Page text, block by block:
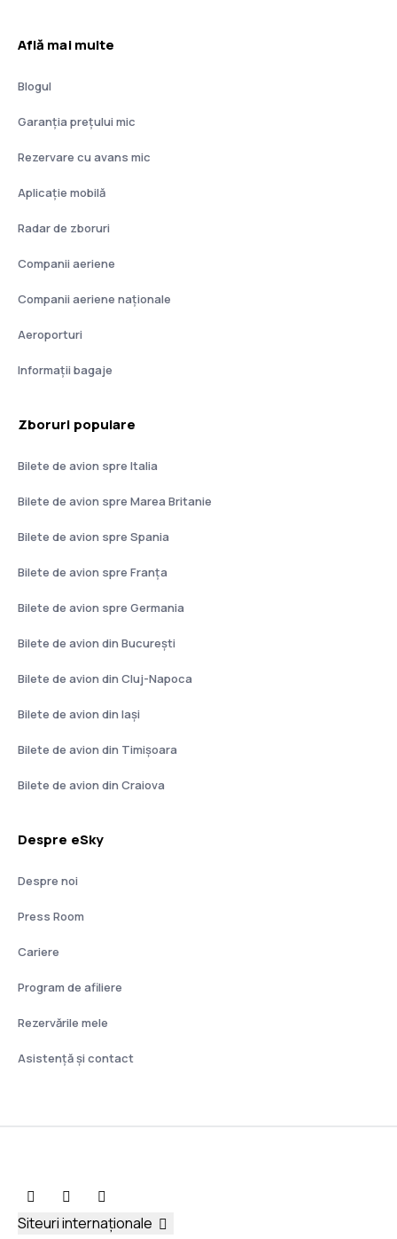
Află mai multe
Blogul
Garanția prețului mic
Rezervare cu avans mic
Aplicație mobilă
Radar de zboruri
Companii aeriene
Companii aeriene naţionale
Aeroporturi
Informații bagaje
Zboruri populare
Bilete de avion spre Italia
Bilete de avion spre Marea Britanie
Bilete de avion spre Spania
Bilete de avion spre Franţa
Bilete de avion spre Germania
Bilete de avion din București
Bilete de avion din Cluj-Napoca
Bilete de avion din Iași
Bilete de avion din Timișoara
Bilete de avion din Craiova
Despre eSky
Despre noi
Press Room
Cariere
Program de afiliere
Rezervările mele
Asistenţă şi contact
Siteuri internaționale